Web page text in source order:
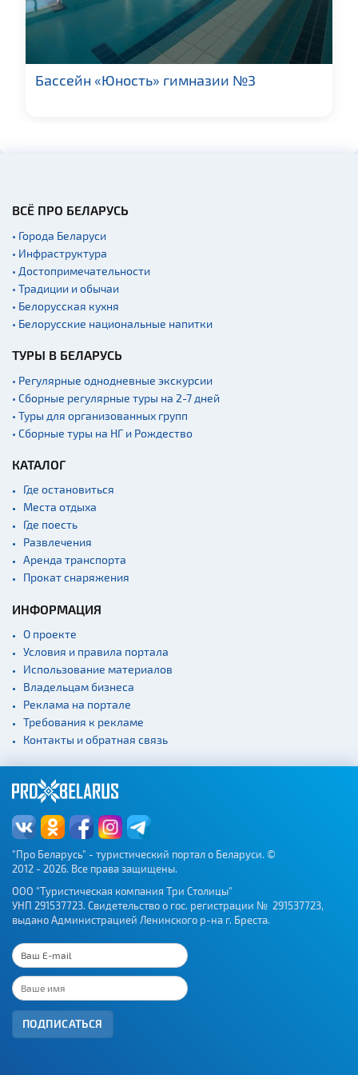
архитектура
Церкви
Музеи
Мастер-классы
Квесты
Новости
Спортинг-клубы и тиры
Ратуши
Садово-парковая
Памятники
Памятники известным
людям
Кладбище
Монастыри
Костелы
Театры
Концертные залы
Начало и окончание
Спортивные
сооружения
Веломаршруты
Аэропорты
Железнодорожные
вокзалы
Бассейн «Юность» гимназии №3
ВСЁ ПРО БЕЛАРУСЬ
• Города Беларуси
• Инфраструктура
• Достопримечательности
• Традиции и обычаи
• Белорусская кухня
• Белорусские национальные напитки
ТУРЫ В БЕЛАРУСЬ
• Регулярные однодневные экскурсии
• Сборные регулярные туры на 2-7 дней
• Туры для организованных групп
• Сборные туры на НГ и Рождество
КАТАЛОГ
Где остановиться
Места отдыха
Где поесть
Развлечения
Аренда транспорта
Прокат снаряжения
ИНФОРМАЦИЯ
О проекте
Условия и правила портала
Использование материалов
Владельцам бизнеса
Реклама на портале
Требования к рекламе
Контакты и обратная связь
"Про Беларусь" - туристический портал о Беларуси. ©
2012 - 2026. Все права защищены.
ООО "Туристическая компания Три Столицы"
УНП 291537723. Свидетельство о гос. регистрации № 291537723,
выдано Администрацией Ленинского р-на г. Бреста.
ПОДПИСАТЬСЯ